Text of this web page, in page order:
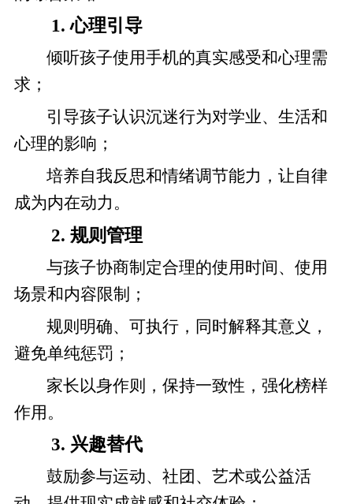
1. 心理引导
倾听孩子使用手机的真实感受和心理需
求；
引导孩子认识沉迷行为对学业、生活和
心理的影响；
培养自我反思和情绪调节能力，让自律
成为内在动力。
2. 规则管理
与孩子协商制定合理的使用时间、使用
场景和内容限制；
规则明确、可执行，同时解释其意义，
避免单纯惩罚；
家长以身作则，保持一致性，强化榜样
作用。
3. 兴趣替代
鼓励参与运动、社团、艺术或公益活